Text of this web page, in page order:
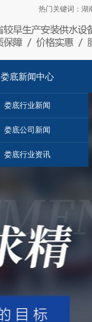
热门关键词： 湖
娄底新闻中心
娄底行业新闻
娄底公司新闻
娄底行业资讯